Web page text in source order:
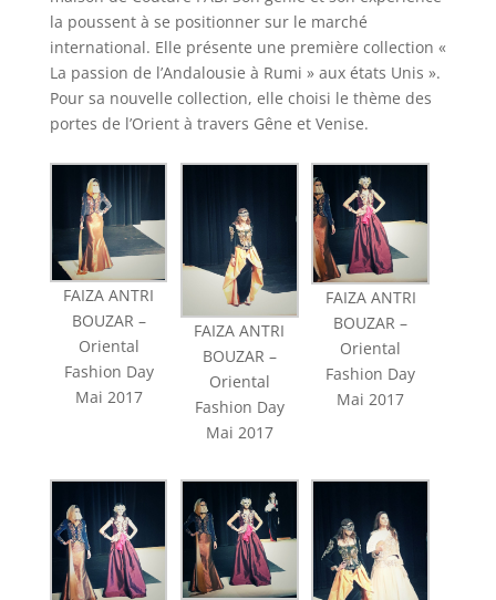
la poussent à se positionner sur le marché
international. Elle présente une première collection «
La passion de l’Andalousie à Rumi » aux états Unis ».
Pour sa nouvelle collection, elle choisi le thème des
portes de l’Orient à travers Gêne et Venise.
FAIZA ANTRI
BOUZAR –
Oriental
Fashion Day
Mai 2017
FAIZA ANTRI
BOUZAR –
Oriental
Fashion Day
Mai 2017
FAIZA ANTRI
BOUZAR –
Oriental
Fashion Day
Mai 2017